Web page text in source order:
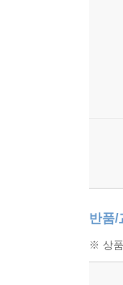
반품/
※ 상